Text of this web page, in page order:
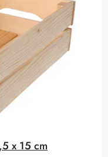
x 15 cm